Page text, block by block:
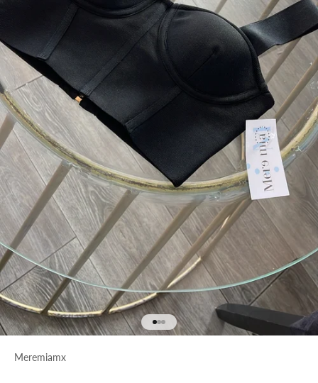
Ir al artículo 1
Ir al artículo 2
Ir al artículo 3
Meremiamx